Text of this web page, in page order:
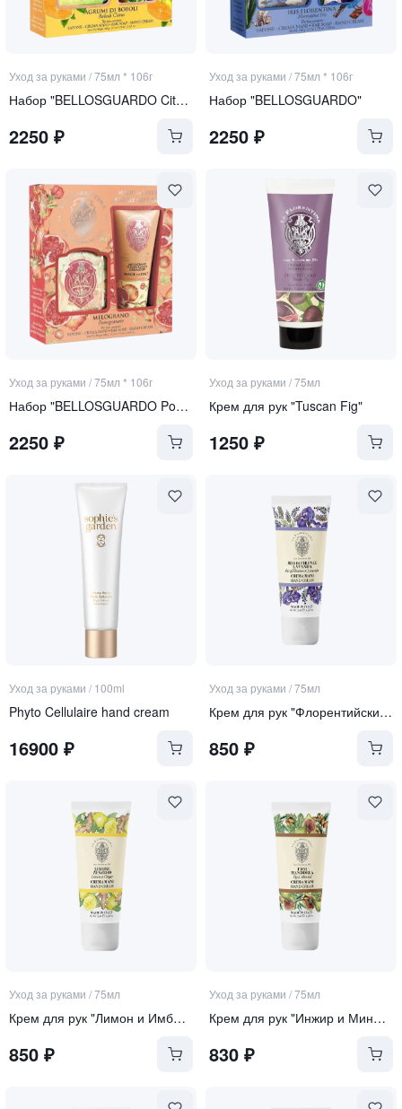
Уход за руками /75мл * 106г
Набор "BELLOSGUARDO Citrus"
2250 ₽
Уход за руками /75мл * 106г
Набор "BELLOSGUARDO"
2250₽
Уход за руками /75мл * 106г
Набор "BELLOSGUARDO Pomegranate"
2250 ₽
Уход за руками /75мл
Крем для рук "Tuscan Fig"
1250₽
Уход за руками / 100ml
Phyto Cellulaire hand cream
16900 ₽
Уход за руками /75мл
Крем для рук "Флорентийский Ирис и Лаванда"
850₽
Уход за руками /75мл
Крем для рук "Лимон и Имбирь"
850 ₽
Уход за руками /75мл
Крем для рук "Инжир и Миндаль"
830₽